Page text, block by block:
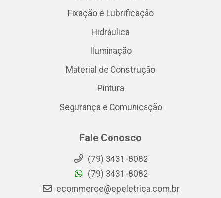
Fixação e Lubrificação
Hidráulica
Iluminação
Material de Construção
Pintura
Segurança e Comunicação
Fale Conosco
(79) 3431-8082
(79) 3431-8082
ecommerce@epeletrica.com.br